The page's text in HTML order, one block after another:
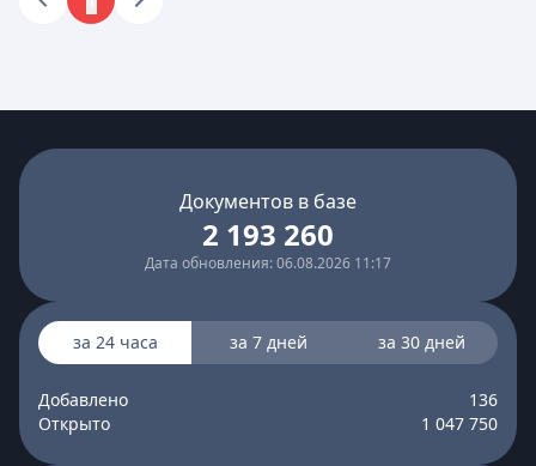
Документов в базе
2 193 260
Дата обновления: 06.08.2026 11:17
за 24 часа за 7 дней за 30 дней
Добавлено
136
Открыто
1 047 750